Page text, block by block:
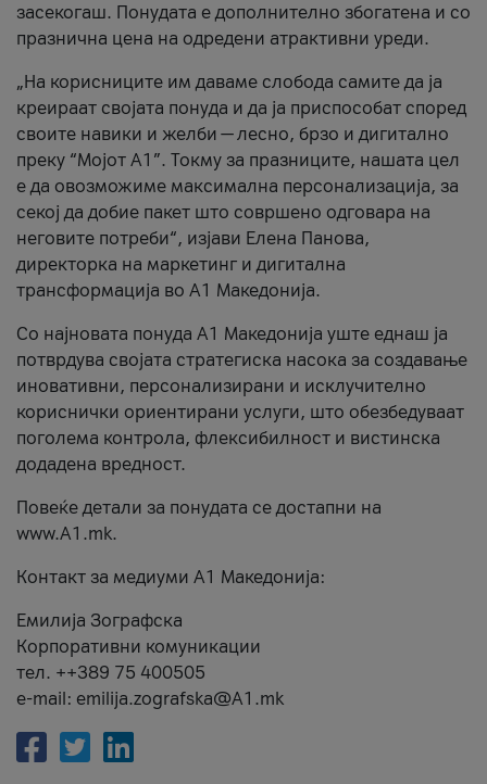
засекогаш. Понудата е дополнително збогатена и со
празнична цена на одредени атрактивни уреди.
„На корисниците им даваме слобода самите да ја
креираат својата понуда и да ја приспособат според
своите навики и желби — лесно, брзо и дигитално
преку “Мојот А1”. Токму за празниците, нашата цел
е да овозможиме максимална персонализација, за
секој да добие пакет што совршено одговара на
неговите потреби“, изјави Елена Панова,
директорка на маркетинг и дигитална
трансформација во А1 Македонија.
Со најновата понуда А1 Македонија уште еднаш ја
потврдува својата стратегиска насока за создавање
иновативни, персонализирани и исклучително
кориснички ориентирани услуги, што обезбедуваат
поголема контрола, флексибилност и вистинска
додадена вредност.
Повеќе детали за понудата се достапни на
www.А1.mk.
Контакт за медиуми А1 Македонија:
Емилија Зографска
Корпоративни комуникации
тел. ++389 75 400505
e-mail: emilija.zografska@A1.mk